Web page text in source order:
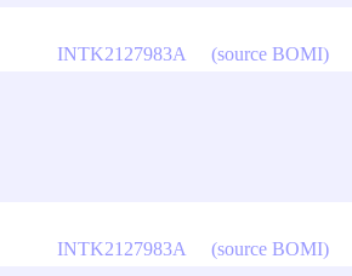
INTK2127983A (source BOMI)
INTK2127983A (source BOMI)